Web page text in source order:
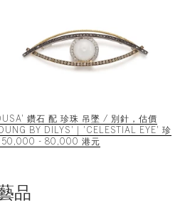
鑽石 配 珍珠 吊墜 / 別針，估價
BY DILYS' | 'CELESTIAL EYE' 珍
50,000 - 80,000 港元
品